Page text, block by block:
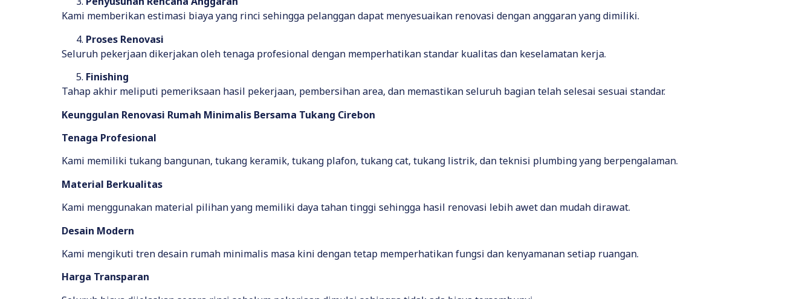
Kami memberikan estimasi biaya yang rinci sehingga pelanggan dapat menyesuaikan renovasi dengan anggaran yang dimiliki.
Proses Renovasi
Seluruh pekerjaan dikerjakan oleh tenaga profesional dengan memperhatikan standar kualitas dan keselamatan kerja.
Finishing
Tahap akhir meliputi pemeriksaan hasil pekerjaan, pembersihan area, dan memastikan seluruh bagian telah selesai sesuai standar.
Keunggulan Renovasi Rumah Minimalis Bersama Tukang Cirebon
Tenaga Profesional
Kami memiliki tukang bangunan, tukang keramik, tukang plafon, tukang cat, tukang listrik, dan teknisi plumbing yang berpengalaman.
Material Berkualitas
Kami menggunakan material pilihan yang memiliki daya tahan tinggi sehingga hasil renovasi lebih awet dan mudah dirawat.
Desain Modern
Kami mengikuti tren desain rumah minimalis masa kini dengan tetap memperhatikan fungsi dan kenyamanan setiap ruangan.
Harga Transparan